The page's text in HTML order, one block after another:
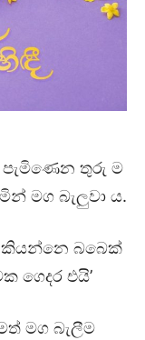
පැමිණෙන තුරු ම
මග බැලුවා ය.
කියන්නෙ බබෙක්
ගෙදර එයි’
මග බැලීම